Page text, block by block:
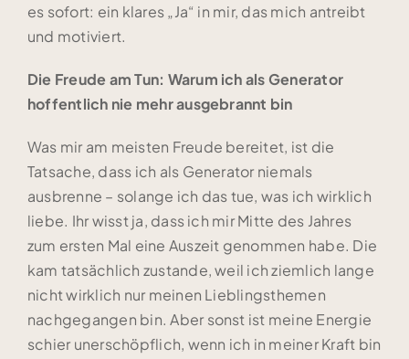
es sofort: ein klares „Ja“ in mir, das mich antreibt
und motiviert.
Die Freude am Tun: Warum ich als Generator
hoffentlich nie mehr ausgebrannt bin
Was mir am meisten Freude bereitet, ist die
Tatsache, dass ich als Generator niemals
ausbrenne – solange ich das tue, was ich wirklich
liebe. Ihr wisst ja, dass ich mir Mitte des Jahres
zum ersten Mal eine Auszeit genommen habe. Die
kam tatsächlich zustande, weil ich ziemlich lange
nicht wirklich nur meinen Lieblingsthemen
nachgegangen bin. Aber sonst ist meine Energie
schier unerschöpflich, wenn ich in meiner Kraft bin